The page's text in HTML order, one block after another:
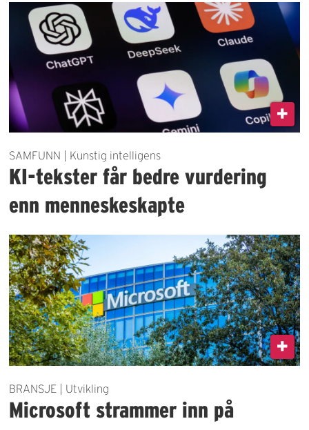
SAMFUNN | Kunstig intelligens
KI-tekster får bedre vurdering
enn menneskeskapte
BRANSJE | Utvikling
Microsoft strammer inn på